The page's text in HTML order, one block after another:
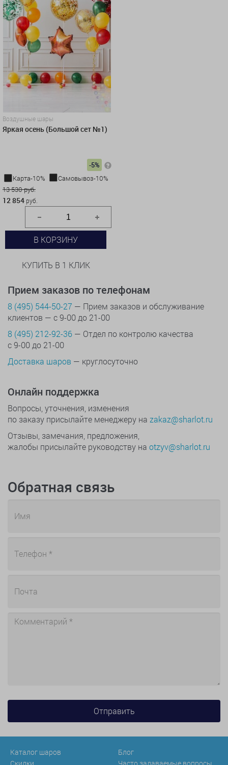
Воздушные шары
Яркая осень (Большой сет №1)
-5%
Карта-10%
Самовывоз-10%
13 530 руб.
12 854 руб.
В КОРЗИНУ
КУПИТЬ В 1 КЛИК
Прием заказов по телефонам
8 (495) 544-50-27 — Прием заказов и обслуживание
клиентов — с 9-00 до 21-00
8 (495) 212-92-36 — Отдел по контролю качества
с 9-00 до 21-00
Доставка шаров — круглосуточно
Онлайн поддержка
Вопросы, уточнения, изменения
по заказу присылайте менеджеру на zakaz@sharlot.ru
Отзывы, замечания, предложения,
жалобы присылайте руководству на otzyv@sharlot.ru
Обратная связь
Каталог шаров
Блог